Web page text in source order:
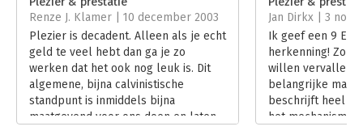
Hoofdrubriek: Algemeen management
Renze J. Klamer | 10 december 2003
Plezier is decadent. Alleen als je echt
geld te veel hebt dan ga je zo
werken dat het ook nog leuk is. Dit
algemene, bijna calvinistische
standpunt is inmiddels bijna
maatgevend voor ons doen en laten
Jan Dirkx | 3
Ik geef een 9
herkenning!
willen vervallen
belangrijke mate
beschrijft heel
het mechanisme